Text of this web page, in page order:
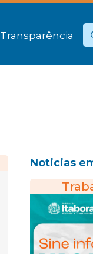
Transparência
Noticias